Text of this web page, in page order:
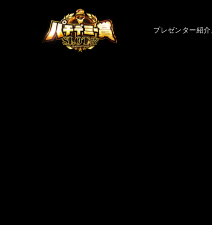
プレゼンター紹介